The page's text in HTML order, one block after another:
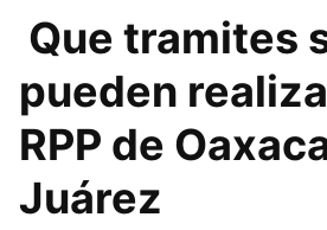
Que tramites
pueden
RPP de
Juárez